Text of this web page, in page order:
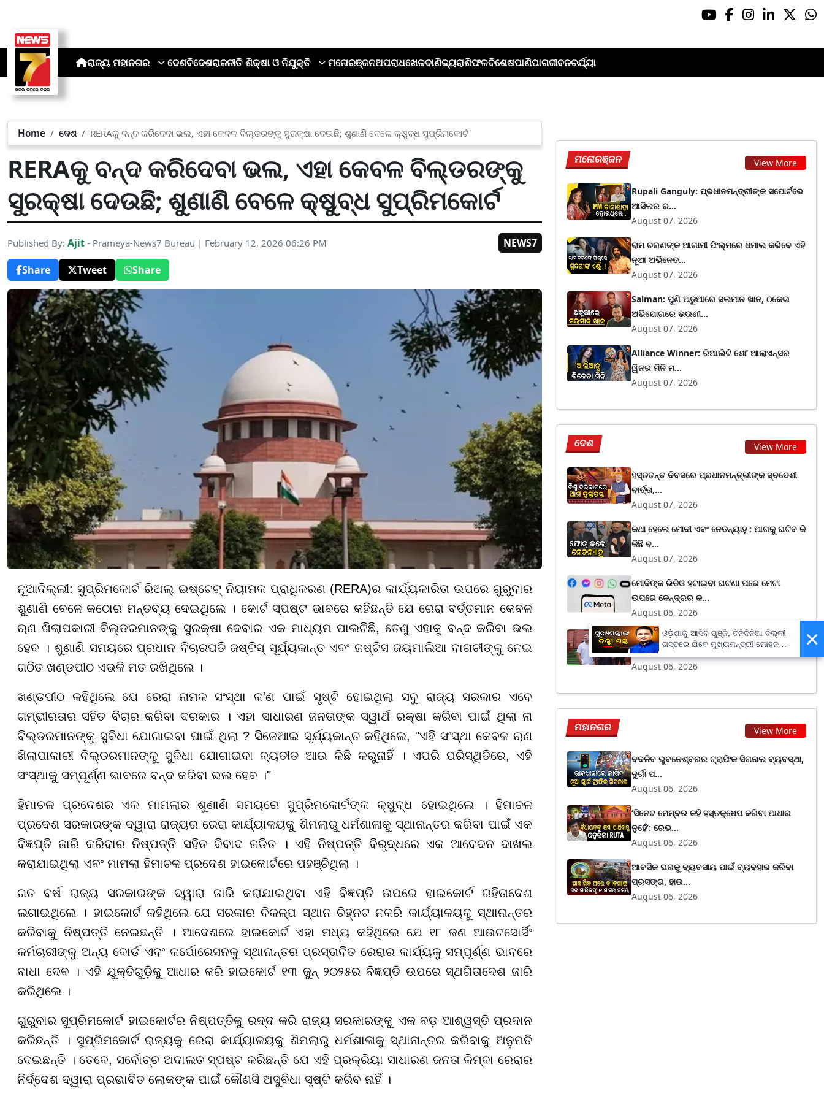
ରାଜ୍ୟ ମହାନଗର ଦେଶବିଦେଶରାଜନୀତି ଶିକ୍ଷା ଓ ନିଯୁକ୍ତି ମନୋରଞ୍ଜନଅପରାଧଖେଳବାଣିଜ୍ୟରାଶିଫଳବିଶେଷପାଣିପାଗଜୀବନଚର୍ଯ୍ୟା
Home ଦେଶ RERAକୁ ବନ୍ଦ କରିଦେବା ଭଲ, ଏହା କେବଳ ବିଲ୍ଡରଙ୍କୁ ସୁରକ୍ଷା ଦେଉଛି; ଶୁଣାଣି ବେଳେ କ୍ଷୁବ୍ଧ ସୁପ୍ରିମକୋର୍ଟ
RERAକୁ ବନ୍ଦ କରିଦେବା ଭଲ, ଏହା କେବଳ ବିଲ୍ଡରଙ୍କୁ
ସୁରକ୍ଷା ଦେଉଛି; ଶୁଣାଣି ବେଳେ କ୍ଷୁବ୍ଧ ସୁପ୍ରିମକୋର୍ଟ
Published By: Ajit - Prameya-News7 Bureau | February 12, 2026 06:26 PM
NEWS7
Share
Tweet Share
ନୂଆଦିଲ୍ଲୀ: ସୁପ୍ରିମକୋର୍ଟ ରିଅଲ୍ ଇଷ୍ଟେଟ୍ ନିୟାମକ ପ୍ରାଧିକରଣ (RERA)ର କାର୍ଯ୍ୟକାରିତା ଉପରେ ଗୁରୁବାର
ଶୁଣାଣି ବେଳେ କଠୋର ମନ୍ତବ୍ୟ ଦେଇଥିଲେ । କୋର୍ଟ ସ୍ପଷ୍ଟ ଭାବରେ କହିଛନ୍ତି ଯେ ରେରା ବର୍ତ୍ତମାନ କେବଳ
ଋଣ ଖିଲାପକାରୀ ବିଲ୍ଡରମାନଙ୍କୁ ସୁରକ୍ଷା ଦେବାର ଏକ ମାଧ୍ୟମ ପାଲଟିଛି, ତେଣୁ ଏହାକୁ ବନ୍ଦ କରିବା ଭଲ
ହେବ । ଶୁଣାଣି ସମୟରେ ପ୍ରଧାନ ବିଚାରପତି ଜଷ୍ଟିସ୍ ସୂର୍ଯ୍ୟକାନ୍ତ ଏବଂ ଜଷ୍ଟିସ ଜୟମାଲିଆ ବାଗଚୀଙ୍କୁ ନେଇ
ଗଠିତ ଖଣ୍ଡପୀଠ ଏଭଳି ମତ ରଖିଥିଲେ ।
ଖଣ୍ଡପୀଠ କହିଥିଲେ ଯେ ରେରା ନାମକ ସଂସ୍ଥା କ'ଣ ପାଇଁ ସୃଷ୍ଟି ହୋଇଥିଲା ସବୁ ରାଜ୍ୟ ସରକାର ଏବେ
ଗମ୍ଭୀରତାର ସହିତ ବିଚାର କରିବା ଦରକାର । ଏହା ସାଧାରଣ ଜନତାଙ୍କ ସ୍ୱାର୍ଥ ରକ୍ଷା କରିବା ପାଇଁ ଥିଲା ନା
ବିଲ୍ଡରମାନଙ୍କୁ ସୁବିଧା ଯୋଗାଇବା ପାଇଁ ଥିଲା ? ସିଜେଆଇ ସୂର୍ଯ୍ୟକାନ୍ତ କହିଥିଲେ, "ଏହି ସଂସ୍ଥା କେବଳ ଋଣ
ଖିଲାପାକାରୀ ବିଲ୍ଡରମାନଙ୍କୁ ସୁବିଧା ଯୋଗାଇବା ବ୍ୟତୀତ ଆଉ କିଛି କରୁନାହିଁ । ଏପରି ପରିସ୍ଥିତିରେ, ଏହି
ସଂସ୍ଥାକୁ ସମ୍ପୂର୍ଣ୍ଣ ଭାବରେ ବନ୍ଦ କରିବା ଭଲ ହେବ ।"
ହିମାଚଳ ପ୍ରଦେଶର ଏକ ମାମଲାର ଶୁଣାଣି ସମୟରେ ସୁପ୍ରିମକୋର୍ଟଙ୍କ କ୍ଷୁବ୍ଧ ହୋଇଥିଲେ । ହିମାଚଳ
ପ୍ରଦେଶ ସରକାରଙ୍କ ଦ୍ୱାରା ରାଜ୍ୟର ରେରା କାର୍ଯ୍ୟାଳୟକୁ ଶିମଲାରୁ ଧର୍ମଶାଳାକୁ ସ୍ଥାନାନ୍ତର କରିବା ପାଇଁ ଏକ
ବିଜ୍ଞପ୍ତି ଜାରି କରିବାର ନିଷ୍ପତ୍ତି ସହିତ ବିବାଦ ଜଡିତ । ଏହି ନିଷ୍ପତ୍ତି ବିରୁଦ୍ଧରେ ଏକ ଆବେଦନ ଦାଖଲ
କରାଯାଇଥିଲା ଏବଂ ମାମଲା ହିମାଚଳ ପ୍ରଦେଶ ହାଇକୋର୍ଟରେ ପହଞ୍ଚିଥିଲା ।
ଗତ ବର୍ଷ ରାଜ୍ୟ ସରକାରଙ୍କ ଦ୍ୱାରା ଜାରି କରାଯାଇଥିବା ଏହି ବିଜ୍ଞପ୍ତି ଉପରେ ହାଇକୋର୍ଟ ରହିତାଦେଶ
ଲଗାଇଥିଲେ । ହାଇକୋର୍ଟ କହିଥିଲେ ଯେ ସରକାର ବିକଳ୍ପ ସ୍ଥାନ ଚିହ୍ନଟ ନକରି କାର୍ଯ୍ୟାଳୟକୁ ସ୍ଥାନାନ୍ତର
କରିବାକୁ ନିଷ୍ପତ୍ତି ନେଇଛନ୍ତି । ଆଦେଶରେ ହାଇକୋର୍ଟ ଏହା ମଧ୍ୟ କହିଥିଲେ ଯେ ୧୮ ଜଣ ଆଉଟସୋର୍ସିଂ
କର୍ମଚାରୀଙ୍କୁ ଅନ୍ୟ ବୋର୍ଡ ଏବଂ କର୍ପୋରେସନକୁ ସ୍ଥାନାନ୍ତର ପ୍ରସ୍ତାବିତ ରେରାର କାର୍ଯ୍ୟକୁ ସମ୍ପୂର୍ଣ୍ଣ ଭାବରେ
ବାଧା ଦେବ । ଏହି ଯୁକ୍ତିଗୁଡ଼ିକୁ ଆଧାର କରି ହାଇକୋର୍ଟ ୧୩ ଜୁନ୍ ୨୦୨୫ର ବିଜ୍ଞପ୍ତି ଉପରେ ସ୍ଥଗିତାଦେଶ ଜାରି
କରିଥିଲେ ।
ଗୁରୁବାର ସୁପ୍ରିମକୋର୍ଟ ହାଇକୋର୍ଟର ନିଷ୍ପତ୍ତିକୁ ରଦ୍ଦ କରି ରାଜ୍ୟ ସରକାରଙ୍କୁ ଏକ ବଡ଼ ଆଶ୍ୱସ୍ତି ପ୍ରଦାନ
କରିଛନ୍ତି । ସୁପ୍ରିମକୋର୍ଟ ରାଜ୍ୟକୁ ରେରା କାର୍ଯ୍ୟାଳୟକୁ ଶିମଲାରୁ ଧର୍ମଶାଳାକୁ ସ୍ଥାନାନ୍ତର କରିବାକୁ ଅନୁମତି
ଦେଇଛନ୍ତି । ତେବେ, ସର୍ବୋଚ୍ଚ ଅଦାଲତ ସ୍ପଷ୍ଟ କରିଛନ୍ତି ଯେ ଏହି ପ୍ରକ୍ରିୟା ସାଧାରଣ ଜନତା କିମ୍ବା ରେରାର
ନିର୍ଦ୍ଦେଶ ଦ୍ୱାରା ପ୍ରଭାବିତ ଲୋକଙ୍କ ପାଇଁ କୌଣସି ଅସୁବିଧା ସୃଷ୍ଟି କରିବ ନାହିଁ ।
ମନୋରଞ୍ଜନ View More
Rupali Ganguly: ପ୍ରଧାନମନ୍ତ୍ରୀଙ୍କ ସପୋର୍ଟରେ
ଆସିଲର ର...
August 07, 2026
ରାମ ଚରଣଙ୍କ ଆଗାମୀ ଫିଲ୍ମରେ ଧମାଲ କରିବେ ଏହି
ନୂଆ ଅଭିନେତ...
August 07, 2026
Salman: ପୁଣି ଅଡୁଆରେ ସଲମାନ ଖାନ, ଠକେଇ
ଅଭିଯୋଗରେ ଭଉଣୀ...
August 07, 2026
Alliance Winner: ରିଆଲିଟି ଶୋ’ ଆଲାଏନ୍ସର
ୱିନର ମିନି ମ...
August 07, 2026
ଦେଶ View More
ହସ୍ତତନ୍ତ ଦିବସରେ ପ୍ରଧାନମନ୍ତ୍ରୀଙ୍କ ସ୍ବଦେଶୀ
ବାର୍ତ୍ତା,...
August 07, 2026
କଥା ହେଲେ ମୋଦୀ ଏବଂ ନେତନ୍ୟାହୁ : ଆଗକୁ ଘଟିବ କି
କିଛି ବ...
August 07, 2026
ମୋଦିଙ୍କ ଭିଡିଓ ହଟାଇବା ଘଟଣା ପରେ ମେଟା
ଉପରେ କେନ୍ଦ୍ରର କ...
August 06, 2026
ଝାଡ଼ଖଣ୍ଡ ଛାତ୍ର ଆନ୍ଦୋଳନକୁ ନେଇ ଆସିଲା ରାହୁଲ
ଗାନ୍ଧିଙ୍କ...
August 06, 2026
ମହାନଗର View More
ବଦଳିବ ଭୁବନେଶ୍ବରର ଟ୍ରାଫିକ ସିଗନାଲ ବ୍ୟବସ୍ଥା,
ଦୁର୍ଗା ପ...
August 06, 2026
‘ସିନେଟ ମେମ୍ବର କହି ହସ୍ତକ୍ଷେପ କରିବା ଆଧାର
ନୁହେଁ’: ରେଭ...
August 06, 2026
ଆବସିକ ଘରକୁ ବ୍ୟବସାୟ ପାଇଁ ବ୍ୟବହାର କରିବା
ପ୍ରସଙ୍ଗ, ହାଉ...
August 06, 2026
×
ଓଡ଼ିଶାକୁ ଆସିବ ପୁଞ୍ଜି, ତିନିଦିନିଆ ଦିଲ୍ଲୀ
ଗସ୍ତରେ ଯିବେ ମୁଖ୍ୟମନ୍ତ୍ରୀ ମୋହନ
ମାଝୀ